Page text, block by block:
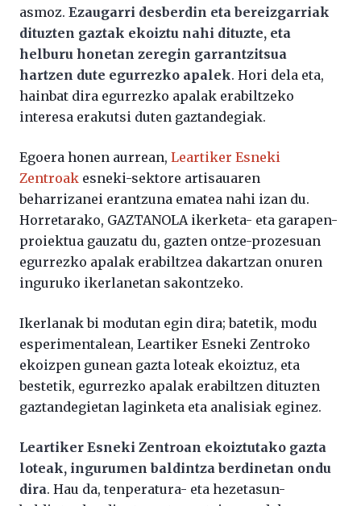
asmoz. Ezaugarri desberdin eta bereizgarriak
dituzten gaztak ekoiztu nahi dituzte, eta
helburu honetan zeregin garrantzitsua
hartzen dute egurrezko apalek. Hori dela eta,
hainbat dira egurrezko apalak erabiltzeko
interesa erakutsi duten gaztandegiak.
Egoera honen aurrean, Leartiker Esneki
Zentroak esneki-sektore artisauaren
beharrizanei erantzuna ematea nahi izan du.
Horretarako, GAZTANOLA ikerketa- eta garapen-
proiektua gauzatu du, gazten ontze-prozesuan
egurrezko apalak erabiltzea dakartzan onuren
inguruko ikerlanetan sakontzeko.
Ikerlanak bi modutan egin dira; batetik, modu
esperimentalean, Leartiker Esneki Zentroko
ekoizpen gunean gazta loteak ekoiztuz, eta
bestetik, egurrezko apalak erabiltzen dituzten
gaztandegietan laginketa eta analisiak eginez.
Leartiker Esneki Zentroan ekoiztutako gazta
loteak, ingurumen baldintza berdinetan ondu
dira. Hau da, tenperatura- eta hezetasun-